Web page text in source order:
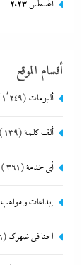
أغسطس 2023
أقسام الموقع
ألبومات (1٬249)
ألف كلمة(139)
أي خدمة(361)
إبداعات و مواهب
احنا في ضهرك (696)